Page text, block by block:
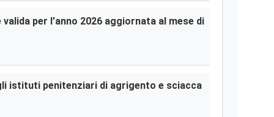
per l’anno 2026 aggiornata al mese di
istituti penitenziari di agrigento e sciacca